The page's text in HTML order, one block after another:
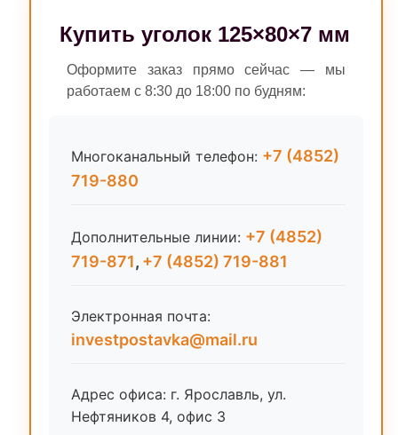
Купить уголок 125×80×7 мм
Оформите заказ прямо сейчас — мы
работаем с 8:30 до 18:00 по будням:
Многоканальный телефон: +7 (4852)
719-880
Дополнительные линии: +7 (4852)
719-871, +7 (4852) 719-881
Электронная почта:
investpostavka@mail.ru
Адрес офиса: г. Ярославль, ул.
Нефтяников 4, офис 3